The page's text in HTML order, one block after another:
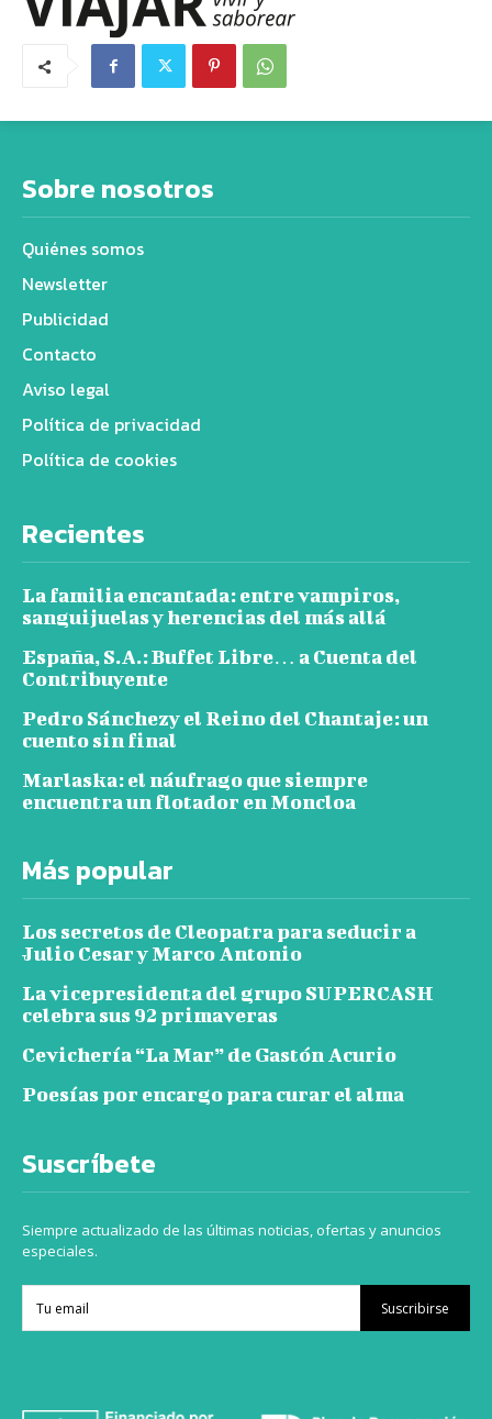
Sobre nosotros
Quiénes somos
Newsletter
Publicidad
Contacto
Aviso legal
Política de privacidad
Política de cookies
Recientes
La familia encantada: entre vampiros,
sanguijuelas y herencias del más allá
España, S.A.: Buffet Libre… a Cuenta del
Contribuyente
Pedro Sánchezy el Reino del Chantaje: un
cuento sin final
Marlaska: el náufrago que siempre
encuentra un flotador en Moncloa
Más popular
Los secretos de Cleopatra para seducir a
Julio Cesar y Marco Antonio
La vicepresidenta del grupo SUPERCASH
celebra sus 92 primaveras
Cevichería “La Mar” de Gastón Acurio
Poesías por encargo para curar el alma
Suscríbete
Siempre actualizado de las últimas noticias, ofertas y anuncios
especiales.
Suscribirse